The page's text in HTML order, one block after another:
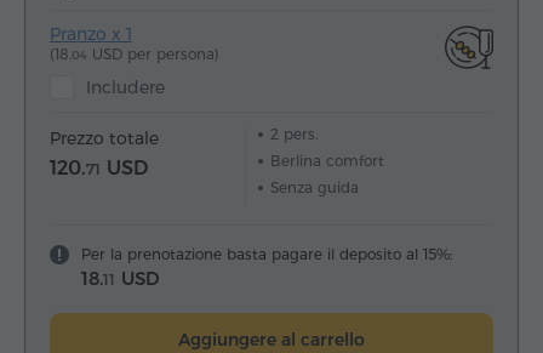
Pranzo x 1
(18.04 USD per persona)
Includere
Prezzo totale
120.71 USD
2pers.
Berlina comfort
Senza guida
Per la prenotazione basta pagare il deposito al 15%:
18.11 USD
Aggiungere al carrello